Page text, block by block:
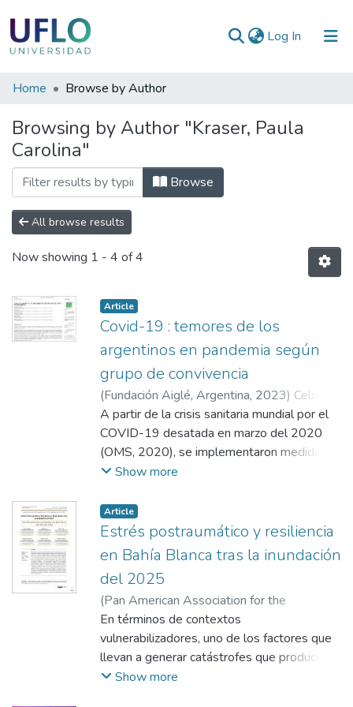
Log In (current)
Communities
Collections
All of RIUFLO
Home Browse by Author
Browsing by Author "Kraser, Paula
Carolina"
Browse
All browse results
Now showing 1 - 4 of 4
Article
Covid-19 : temores de los
argentinos en pandemia según
grupo de convivencia
(Fundación Aiglé, Argentina, 2023) Ceberio,
Marcelo R. ;Jones, Gilda;Benedicto, María
Gabriela;Kraser, Paula Carolina ;Cejudo,
Carlos Martín
A partir de la crisis sanitaria mundial por el
COVID-19 desatada en marzo del 2020
(OMS, 2020), se implementaron medidas a
nivel mundial para contenerla, entre ellas:
la cuarentena obligatoria (OMS, 2020). En
Argentina este plan se puso en práctica a
partir del 20 de marzo. Desde un primer
momento se hizo hincapié en la
preservación física de la salud, relegando las
implicancias psicológicas de la pandemia en
sí misma y de las medidas tomadas para
prevenir el contagio. El 14 de mayo, la
OMS, alertaba que la situación actual (a la
fecha) la pandemia y el consecuente
Show more
Article
Estrés postraumático y resiliencia
en Bahía Blanca tras la inundación
del 2025
(Pan American Association for the
Promotion of Culture, Science and Education
(PAACSE), Perú,2026)Bettucci, Mariana;
Daverio, Romina;Kraser, Paula Carolina
Solodovsky, Maricel
En términos de contextos
vulnerabilizadores, uno de los factores que
llevan a generar catástrofes que producen
daño psicológico, emocional y físico,
Show more